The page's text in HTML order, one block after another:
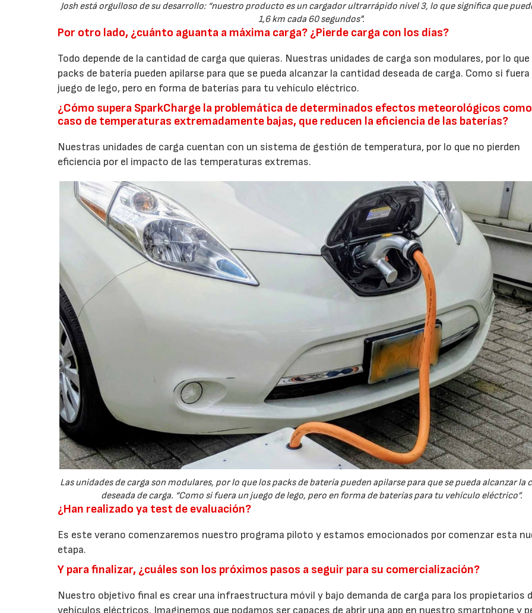
Josh está orgulloso de su desarrollo: “nuestro producto es un cargador ultrarrápido nivel 3, lo que significa que
1,6 km cada 60 segundos".
Por otro lado, ¿cuánto aguanta a máxima carga? ¿Pierde carga con los días?
Todo depende de la cantidad de carga que quieras. Nuestras unidades de carga son modulares, por lo que
packs de batería pueden apilarse para que se pueda alcanzar la cantidad deseada de carga. Como si fuera
juego de lego, pero en forma de baterías para tu vehículo eléctrico.
¿Cómo supera SparkCharge la problemática de determinados efectos meteorológicos
caso de temperaturas extremadamente bajas, que reducen la eficiencia de las baterías?
Nuestras unidades de carga cuentan con un sistema de gestión de temperatura, por lo que no pierden
eficiencia por el impacto de las temperaturas extremas.
Las unidades de carga son modulares, por lo que los packs de batería pueden apilarse para que se pueda alcanzar la
deseada de carga. “Como si fuera un juego de lego, pero en forma de baterías para tu vehículo eléctrico”.
¿Han realizado ya test de evaluación?
Es este verano comenzaremos nuestro programa piloto y estamos emocionados por comenzar esta
etapa.
Y para finalizar, ¿cuáles son los próximos pasos a seguir para su comercialización?
Nuestro objetivo final es crear una infraestructura móvil y bajo demanda de carga para los propietarios
vehículos eléctricos. Imaginemos que podamos ser capaces de abrir una app en nuestro smartphone y